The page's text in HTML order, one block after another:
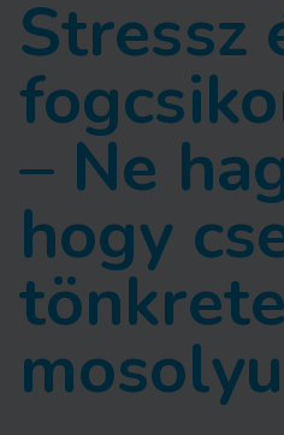
Stressz
– Ne
hogy